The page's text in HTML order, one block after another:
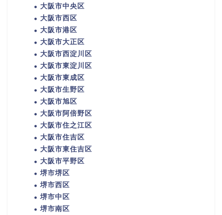
大阪市中央区
大阪市西区
大阪市港区
大阪市大正区
大阪市西淀川区
大阪市東淀川区
大阪市東成区
大阪市生野区
大阪市旭区
大阪市阿倍野区
大阪市住之江区
大阪市住吉区
大阪市東住吉区
大阪市平野区
堺市堺区
堺市西区
堺市中区
堺市南区